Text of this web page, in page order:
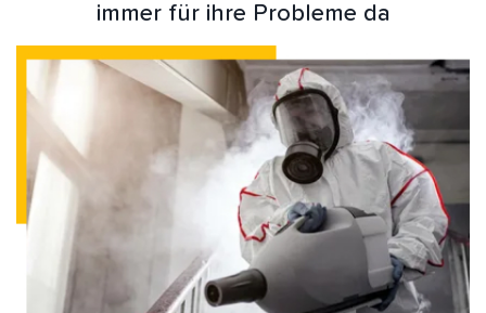
immer für ihre Probleme da